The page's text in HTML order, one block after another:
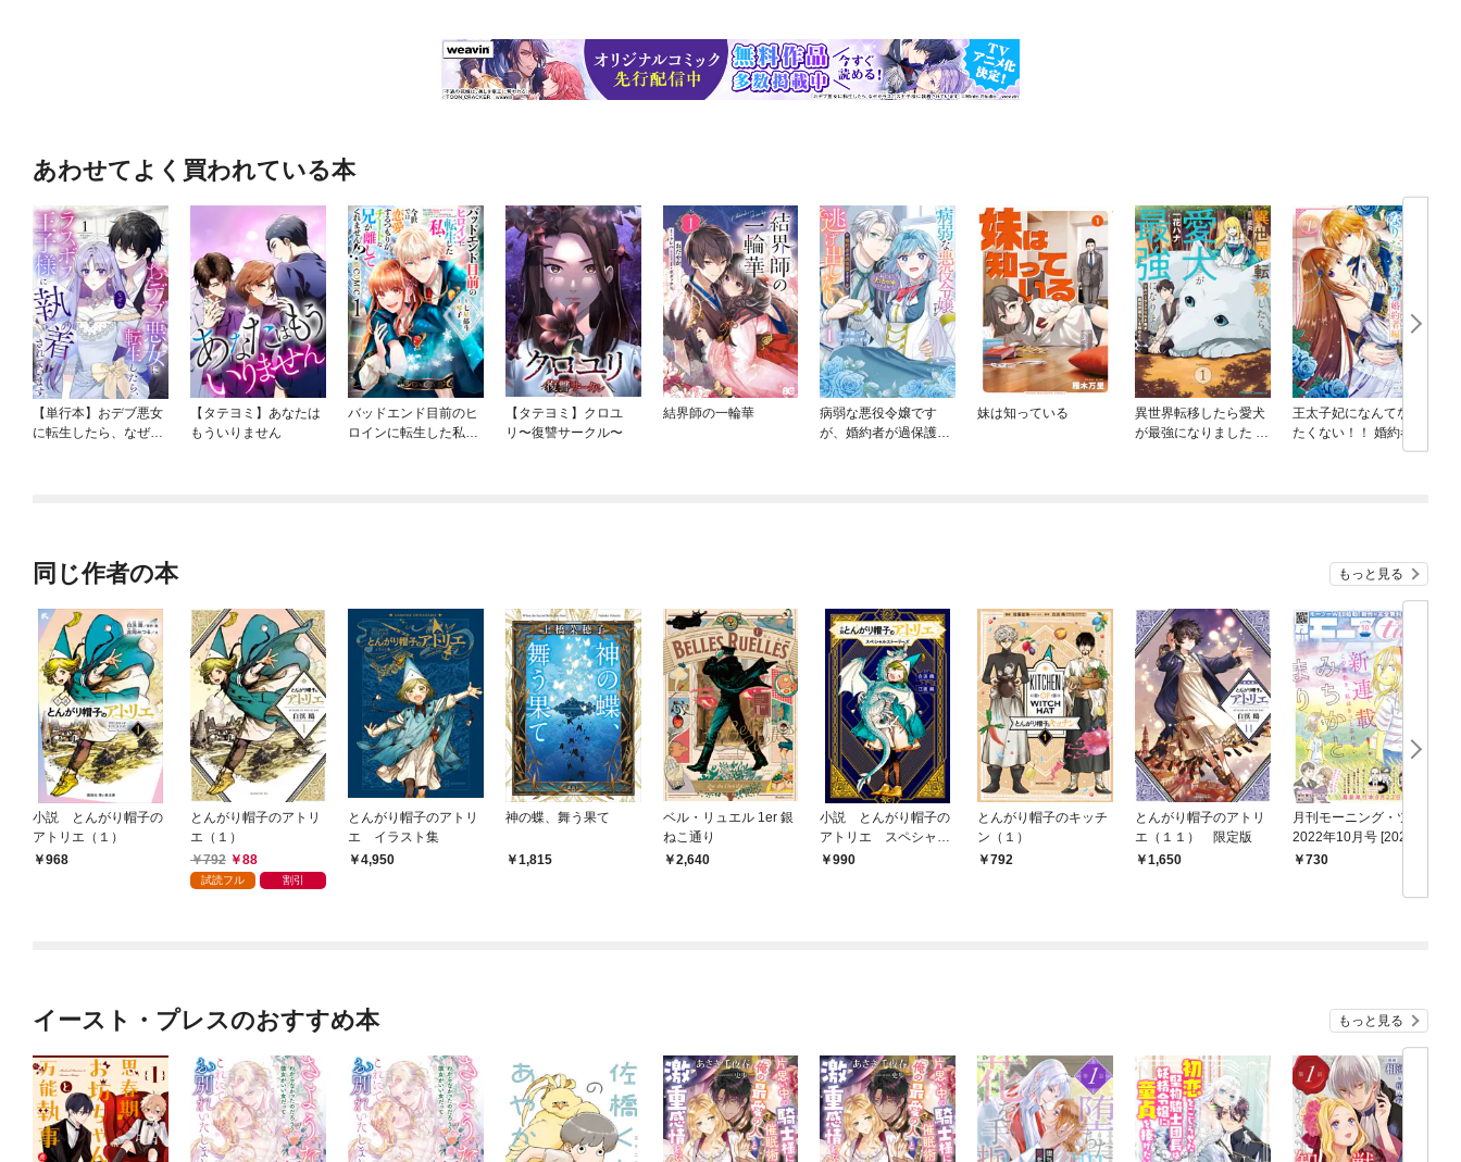
あわせてよく買われている本
【単行本】おデブ悪女
に転生したら、なぜか
【タテヨミ】あなたは
もういりません
バッドエンド目前のヒ
ロインに転生した私、
【タテヨミ】クロユ
リ〜復讐サークル〜
結界師の一輪華
病弱な悪役令嬢です
が、婚約者が過保護す
妹は知っている
異世界転移したら愛犬
が最強になりました ～
王太子妃になんてなり
たくない！！ 婚約者編
同じ作者の本 もっと見る
小説 とんがり帽子の
アトリエ（１）
968
とんがり帽子のアトリ
エ（１）
792
88
試読フル 割引
とんがり帽子のアトリ
エ イラスト集
4,950
神の蝶、舞う果て
1,815
ベル・リュエル 1er 銀
ねこ通り
2,640
小説 とんがり帽子の
アトリエ スペシャル
ストーリーズ
990
とんがり帽子のキッチ
ン（１）
792
とんがり帽子のアトリ
エ（１１） 限定版
1,650
月刊モーニング・ツー
2022年10月号 [2022年
8月22日発売]
730
イースト・プレスのおすすめ本 もっと見る